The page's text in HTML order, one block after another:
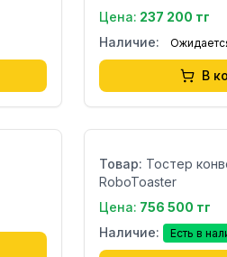
Цена: 237 200 тг
Наличие:
В
Бренд:
Товар: Тостер
RoboToaster
Цена: 756 500 тг
Наличие:
Есть в